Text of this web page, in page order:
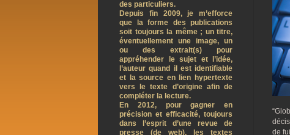
de
des particuliers.
Depuis fin 2009, je m’efforce
que la forme des publications
soit toujours la même ; un titre,
éventuellement une image, un
ou des extrait(s) pour
appréhender le sujet et l’idée,
l’auteur quand il est identifiable
et la source en lien hypertexte
vers le texte d’origine afin de
compléter la lecture.
En 2012, pour gagner en
précision et efficacité, toujours
dans l’esprit d’une revue de
presse (de web), les textes